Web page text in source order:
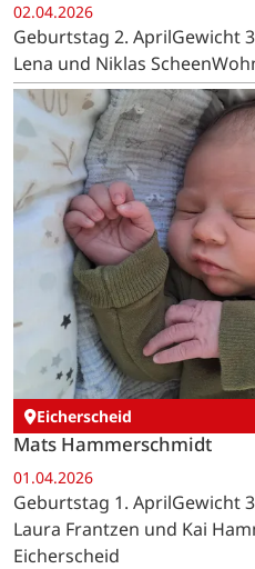
02.04.2026
Geburtstag 2. AprilGewicht
Lena und Niklas
Eicherscheid
Mats Hammerschmidt
01.04.2026
Geburtstag 1. AprilGewicht
Laura Frantzen und Kai
Eicherscheid